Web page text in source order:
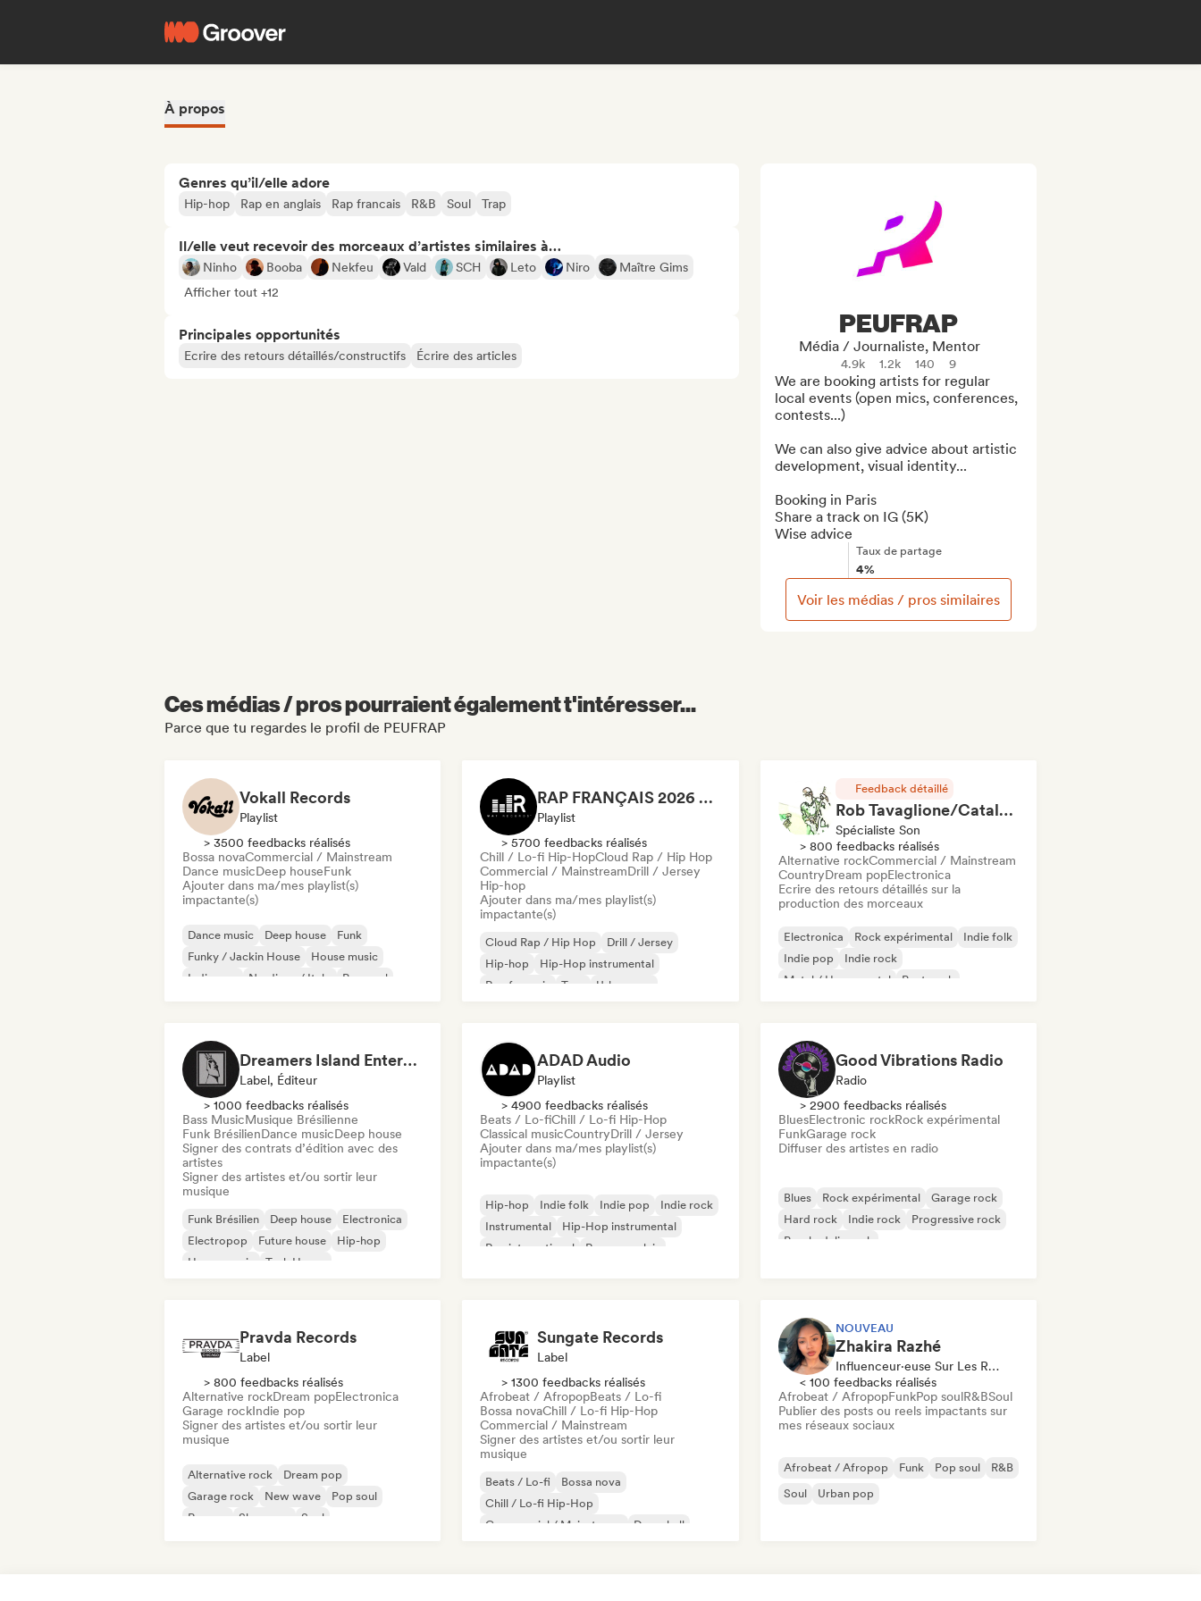
À propos
Genres qu’il/elle adore
Hip-hop Rap en anglais Rap francais R&B Soul Trap
Il/elle veut recevoir des morceaux d’artistes similaires à…
Ninho Booba Nekfeu Vald SCH Leto Niro
Maître Gims
Afficher tout +12
Principales opportunités
Ecrire des retours détaillés/constructifs Écrire des articles
PEUFRAP
Média / Journaliste, Mentor
4.9k 1.2k 140 9
We are booking artists for regular
local events (open mics, conferences,
contests...)
We can also give advice about artistic
development, visual identity...
Booking in Paris
Share a track on IG (5K)
Wise advice
Taux de partage
4%
Voir les médias / pros similaires
Ces médias / pros pourraient également t'intéresser...
Parce que tu regardes le profil de PEUFRAP
Vokall Records
Playlist
> 3500 feedbacks réalisés
Bossa novaCommercial / Mainstream
Dance musicDeep houseFunk
Ajouter dans ma/mes playlist(s)
impactante(s)
Dance music Deep house
Funk
Funky / Jackin House
House music
Indie pop
Nu-disco / Italo Pop soul
RAP FRANÇAIS 2026 🔥🇫🇷 (Way Records)
Playlist
> 5700 feedbacks réalisés
Chill / Lo-fi Hip-HopCloud Rap / Hip Hop
Commercial / MainstreamDrill / Jersey
Hip-hop
Ajouter dans ma/mes playlist(s)
impactante(s)
Cloud Rap / Hip Hop
Drill / Jersey
Hip-hop
Hip-Hop instrumental
Rap francais
Trap
Urban pop
Feedback détaillé
Rob Tavaglione/Catalyst Recording
Spécialiste Son
> 800 feedbacks réalisés
Alternative rockCommercial / Mainstream
CountryDream popElectronica
Ecrire des retours détaillés sur la
production des morceaux
Electronica Rock expérimental
Indie folk
Indie pop
Indie rock
Metal / Heavy metal
Post punk
Dreamers Island Entertainment
Label, Éditeur
> 1000 feedbacks réalisés
Bass MusicMusique Brésilienne
Funk BrésilienDance musicDeep house
Signer des contrats d’édition avec des
artistes
Signer des artistes et/ou sortir leur
musique
Funk Brésilien Deep house
Electronica
Electropop
Future house
Hip-hop
House music
Tech House
ADAD Audio
Playlist
> 4900 feedbacks réalisés
Beats / Lo-fiChill / Lo-fi Hip-Hop
Classical musicCountryDrill / Jersey
Ajouter dans ma/mes playlist(s)
impactante(s)
Hip-hop Indie folk Indie pop
Indie rock
Instrumental
Hip-Hop instrumental
Rap international
Rap en anglais
Good Vibrations Radio
Radio
> 2900 feedbacks réalisés
BluesElectronic rockRock expérimental
FunkGarage rock
Diffuser des artistes en radio
Blues Rock expérimental
Garage rock
Hard rock
Indie rock
Progressive rock
Psychedelic rock
Pravda Records
Label
> 800 feedbacks réalisés
Alternative rockDream popElectronica
Garage rockIndie pop
Signer des artistes et/ou sortir leur
musique
Alternative rock
Dream pop
Garage rock
New wave
Pop soul
Reggae
Shoegaze Soul
Sungate Records
Label
> 1300 feedbacks réalisés
Afrobeat / AfropopBeats / Lo-fi
Bossa novaChill / Lo-fi Hip-Hop
Commercial / Mainstream
Signer des artistes et/ou sortir leur
musique
Beats / Lo-fi
Bossa nova
Chill / Lo-fi Hip-Hop
Commercial / Mainstream
Dancehall
NOUVEAU
Zhakira Razhé
Influenceur·euse Sur Les Réseaux Sociaux
< 100 feedbacks réalisés
Afrobeat / AfropopFunkPop soulR&BSoul
Publier des posts ou reels impactants sur
mes réseaux sociaux
Afrobeat / Afropop Funk Pop soul
R&B
Soul
Urban pop